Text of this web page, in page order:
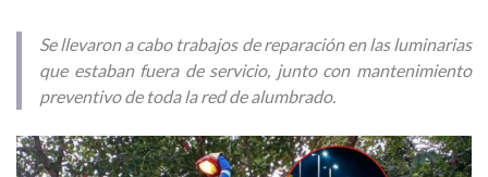
Se llevaron a cabo trabajos de reparación en las luminarias
que estaban fuera de servicio, junto con mantenimiento
preventivo de toda la red de alumbrado.